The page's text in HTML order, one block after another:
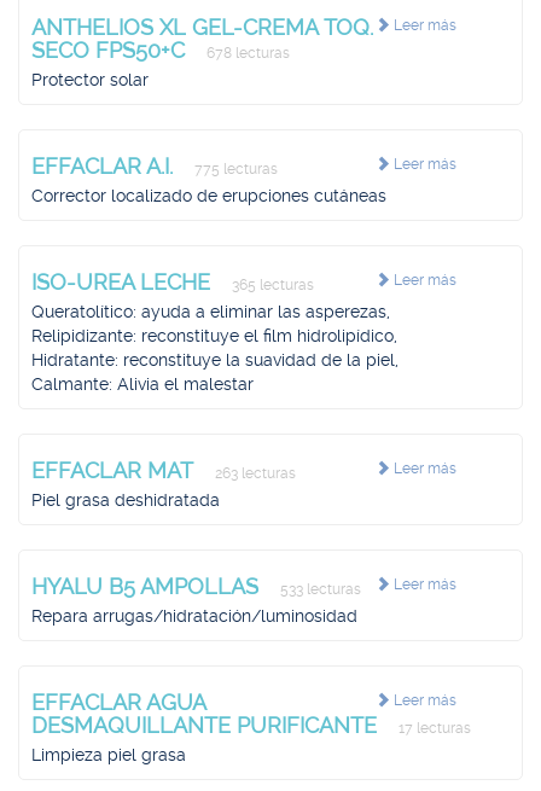
Leer más
ANTHELIOS XL GEL-CREMA TOQ.
SECO FPS50+C
678 lecturas
Protector solar
Leer más
EFFACLAR A.I. 775 lecturas
Corrector localizado de erupciones cutáneas
Leer más
ISO-UREA LECHE 365 lecturas
Queratolítico: ayuda a eliminar las asperezas,
Relipidizante: reconstituye el film hidrolipídico,
Hidratante: reconstituye la suavidad de la piel,
Calmante: Alivia el malestar
Leer más
EFFACLAR MAT 263 lecturas
Piel grasa deshidratada
Leer más
HYALU B5 AMPOLLAS 533 lecturas
Repara arrugas/hidratación/luminosidad
Leer más
EFFACLAR AGUA
DESMAQUILLANTE PURIFICANTE
17 lecturas
Limpieza piel grasa